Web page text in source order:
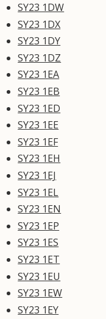
SY23 1DW
SY23 1DX
SY23 1DY
SY23 1DZ
SY23 1EA
SY23 1EB
SY23 1ED
SY23 1EE
SY23 1EF
SY23 1EH
SY23 1EJ
SY23 1EL
SY23 1EN
SY23 1EP
SY23 1ES
SY23 1ET
SY23 1EU
SY23 1EW
SY23 1EY